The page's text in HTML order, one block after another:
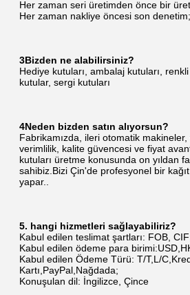
Her zaman seri üretimden önce bir
Her zaman nakliye öncesi son denetim;
3Bizden ne alabilirsiniz?
Hediye kutuları, ambalaj kutuları,
kutular, sergi kutuları
4Neden bizden satın alıyorsun?
Fabrikamızda, ileri otomatik makineler,
verimlilik, kalite güvencesi ve fiyat
kutuları üretme konusunda on yıldan
sahibiz.Bizi Çin'de profesyonel bir
yapar..
5. hangi hizmetleri sağlayabiliriz?
Kabul edilen teslimat şartları: FOB,
Kabul edilen ödeme para
Kabul edilen Ödeme Türü: T/T,L/
Kartı,PayPal,Nağdada;
Konuşulan dil: İngilizce, Çince